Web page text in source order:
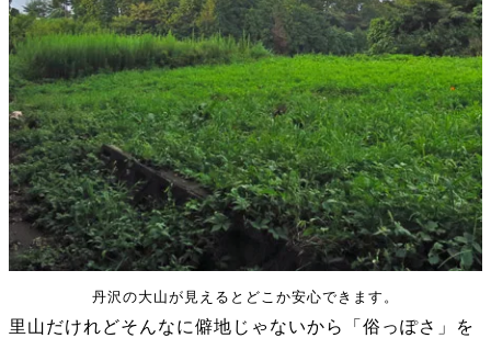
丹沢の大山が見えるとどこか安心できます。
里山だけれどそんなに僻地じゃないから「俗っぽさ」を